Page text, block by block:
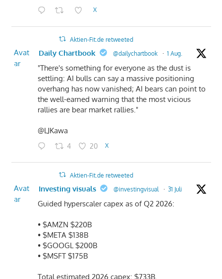
X
Aktien-Fit.de retweeted
Avat
ar
Daily Chartbook @dailychartbook · 1 Aug.
"There's something for everyone as the dust is
settling: AI bulls can say a massive positioning
overhang has now vanished; AI bears can point to
the well-earned warning that the most vicious
rallies are bear market rallies."
@LJKawa
4 20 X
Aktien-Fit.de retweeted
Avat
ar
Investing visuals @investingvisual · 31 Juli
Guided hyperscaler capex as of Q2 2026:
• $AMZN $220B
• $META $138B
• $GOOGL $200B
• $MSFT $175B
Total estimated 2026 capex: $733B.